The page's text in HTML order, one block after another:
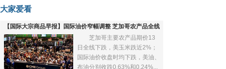
大家爱看
【国际大宗商品早报】国际油价窄幅调整 芝加哥农产品全线
下跌
芝加哥主要农产品期价13
日全线下跌，美玉米跌近2%；
国际油价收盘时均下跌，美油、
布油分别收跌0.63%和0.24%...